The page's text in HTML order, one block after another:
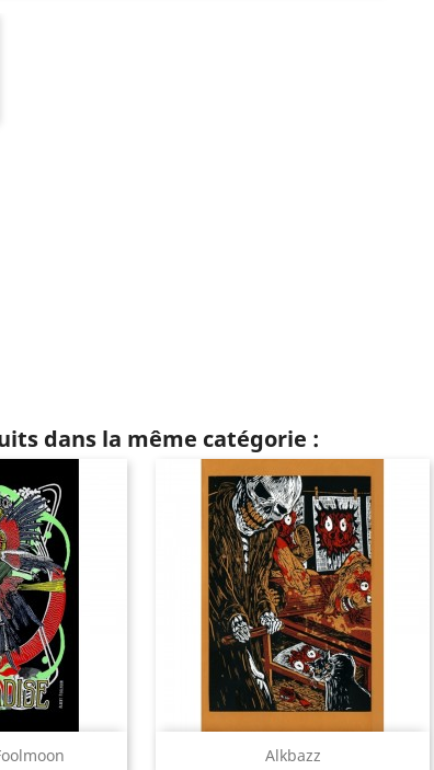
dans la même catégorie :
rapide Alkbazz
Aperçu rapide